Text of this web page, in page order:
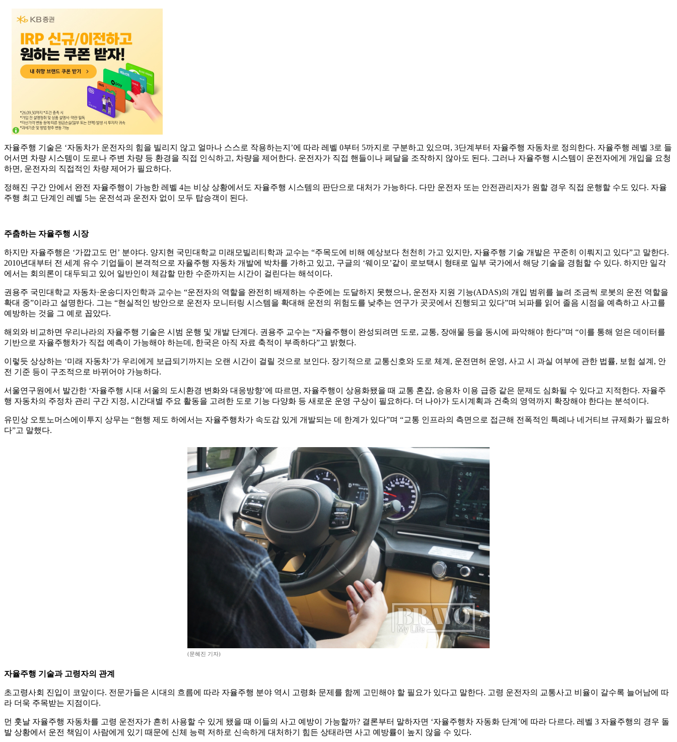
자율주행 기술은 ‘자동차가 운전자의 힘을 빌리지 않고 얼마나 스스로 작용하는지’에 따라 레벨 0부터 5까지로 구분하고 있으며, 3단계부터 자율주행 자동차로 정의한다. 자율주행 레벨 3로 들
어서면 차량 시스템이 도로나 주변 차량 등 환경을 직접 인식하고, 차량을 제어한다. 운전자가 직접 핸들이나 페달을 조작하지 않아도 된다. 그러나 자율주행 시스템이 운전자에게 개입을 요청
하면, 운전자의 직접적인 차량 제어가 필요하다.
정해진 구간 안에서 완전 자율주행이 가능한 레벨 4는 비상 상황에서도 자율주행 시스템의 판단으로 대처가 가능하다. 다만 운전자 또는 안전관리자가 원할 경우 직접 운행할 수도 있다. 자율
주행 최고 단계인 레벨 5는 운전석과 운전자 없이 모두 탑승객이 된다.
주춤하는 자율주행 시장
하지만 자율주행은 ‘가깝고도 먼’ 분야다. 양지현 국민대학교 미래모빌리티학과 교수는 “주목도에 비해 예상보다 천천히 가고 있지만, 자율주행 기술 개발은 꾸준히 이뤄지고 있다”고 말한다.
2010년대부터 전 세계 유수 기업들이 본격적으로 자율주행 자동차 개발에 박차를 가하고 있고, 구글의 ‘웨이모’같이 로보택시 형태로 일부 국가에서 해당 기술을 경험할 수 있다. 하지만 일각
에서는 회의론이 대두되고 있어 일반인이 체감할 만한 수준까지는 시간이 걸린다는 해석이다.
권용주 국민대학교 자동차·운송디자인학과 교수는 “운전자의 역할을 완전히 배제하는 수준에는 도달하지 못했으나, 운전자 지원 기능(ADAS)의 개입 범위를 늘려 조금씩 로봇의 운전 역할을
확대 중”이라고 설명한다. 그는 “현실적인 방안으로 운전자 모니터링 시스템을 확대해 운전의 위험도를 낮추는 연구가 곳곳에서 진행되고 있다”며 뇌파를 읽어 졸음 시점을 예측하고 사고를
예방하는 것을 그 예로 꼽았다.
해외와 비교하면 우리나라의 자율주행 기술은 시범 운행 및 개발 단계다. 권용주 교수는 “자율주행이 완성되려면 도로, 교통, 장애물 등을 동시에 파악해야 한다”며 “이를 통해 얻은 데이터를
기반으로 자율주행차가 직접 예측이 가능해야 하는데, 한국은 아직 자료 축적이 부족하다”고 밝혔다.
이렇듯 상상하는 ‘미래 자동차’가 우리에게 보급되기까지는 오랜 시간이 걸릴 것으로 보인다. 장기적으로 교통신호와 도로 체계, 운전면허 운영, 사고 시 과실 여부에 관한 법률, 보험 설계, 안
전 기준 등이 구조적으로 바뀌어야 가능하다.
서울연구원에서 발간한 ‘자율주행 시대 서울의 도시환경 변화와 대응방향’에 따르면, 자율주행이 상용화됐을 때 교통 혼잡, 승용차 이용 급증 같은 문제도 심화될 수 있다고 지적한다. 자율주
행 자동차의 주정차 관리 구간 지정, 시간대별 주요 활동을 고려한 도로 기능 다양화 등 새로운 운영 구상이 필요하다. 더 나아가 도시계획과 건축의 영역까지 확장해야 한다는 분석이다.
유민상 오토노머스에이투지 상무는 “현행 제도 하에서는 자율주행차가 속도감 있게 개발되는 데 한계가 있다”며 “교통 인프라의 측면으로 접근해 전폭적인 특례나 네거티브 규제화가 필요하
다”고 말했다.
(문혜진 기자)
자율주행 기술과 고령자의 관계
초고령사회 진입이 코앞이다. 전문가들은 시대의 흐름에 따라 자율주행 분야 역시 고령화 문제를 함께 고민해야 할 필요가 있다고 말한다. 고령 운전자의 교통사고 비율이 갈수록 늘어남에 따
라 더욱 주목받는 지점이다.
먼 훗날 자율주행 자동차를 고령 운전자가 흔히 사용할 수 있게 됐을 때 이들의 사고 예방이 가능할까? 결론부터 말하자면 ‘자율주행차 자동화 단계’에 따라 다르다. 레벨 3 자율주행의 경우 돌
발 상황에서 운전 책임이 사람에게 있기 때문에 신체 능력 저하로 신속하게 대처하기 힘든 상태라면 사고 예방률이 높지 않을 수 있다.